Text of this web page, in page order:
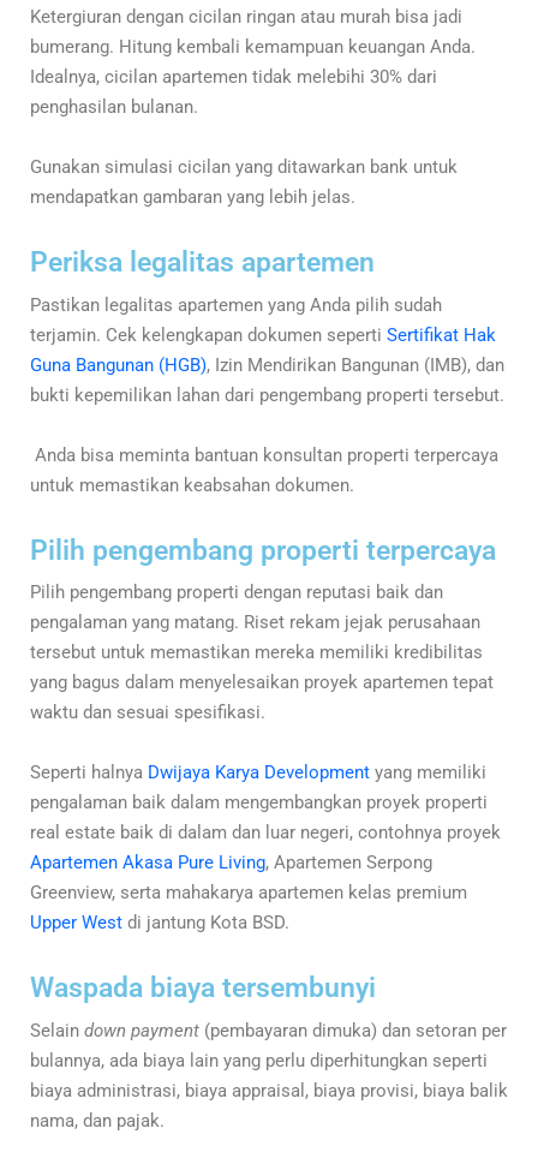
Ketergiuran dengan cicilan ringan atau murah bisa jadi
bumerang. Hitung kembali kemampuan keuangan Anda.
Idealnya, cicilan apartemen tidak melebihi 30% dari
penghasilan bulanan.
Gunakan simulasi cicilan yang ditawarkan bank untuk
mendapatkan gambaran yang lebih jelas.
Periksa legalitas apartemen
Pastikan legalitas apartemen yang Anda pilih sudah
terjamin. Cek kelengkapan dokumen seperti Sertifikat Hak
Guna Bangunan (HGB), Izin Mendirikan Bangunan (IMB), dan
bukti kepemilikan lahan dari pengembang properti tersebut.
Anda bisa meminta bantuan konsultan properti terpercaya
untuk memastikan keabsahan dokumen.
Pilih pengembang properti terpercaya
Pilih pengembang properti dengan reputasi baik dan
pengalaman yang matang. Riset rekam jejak perusahaan
tersebut untuk memastikan mereka memiliki kredibilitas
yang bagus dalam menyelesaikan proyek apartemen tepat
waktu dan sesuai spesifikasi.
Seperti halnya Dwijaya Karya Development yang memiliki
pengalaman baik dalam mengembangkan proyek properti
real estate baik di dalam dan luar negeri, contohnya proyek
Apartemen Akasa Pure Living, Apartemen Serpong
Greenview, serta mahakarya apartemen kelas premium
Upper West di jantung Kota BSD.
Waspada biaya tersembunyi
Selain down payment (pembayaran dimuka) dan setoran per
bulannya, ada biaya lain yang perlu diperhitungkan seperti
biaya administrasi, biaya appraisal, biaya provisi, biaya balik
nama, dan pajak.